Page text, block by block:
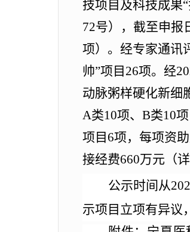
技项目及科技成果
72号）， 截至申报
项） 。 经专家通讯
帅”项目26项。经
动脉粥样硬化新细
A类10项、B类10
项目6项，每项资助
接经费660万元（详
公示时间从
示项目立项有异议